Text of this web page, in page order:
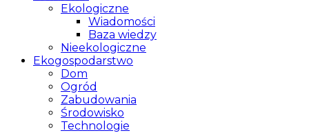
Ekologiczne
Wiadomości
Baza wiedzy
Nieekologiczne
Ekogospodarstwo
Dom
Ogród
Zabudowania
Środowisko
Technologie